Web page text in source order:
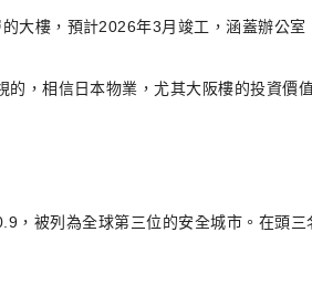
大樓，預計2026年3月竣工，涵蓋辦公室
，相信日本物業，尤其大阪樓的投資價
被列為全球第三位的安全城市。在頭三